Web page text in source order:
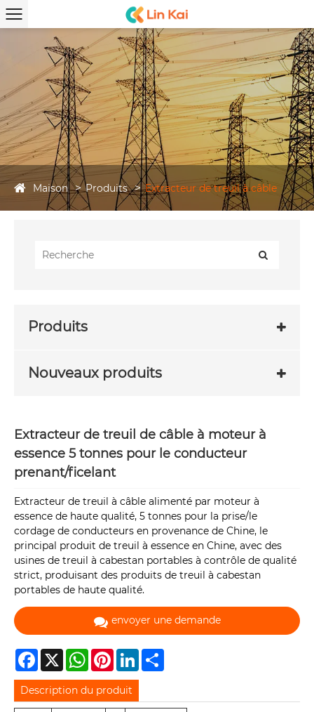
Maison Produits Extracteur de treuil à câble
Produits
Nouveaux produits
Extracteur de treuil de câble à moteur à
essence 5 tonnes pour le conducteur
prenant/ficelant
Extracteur de treuil à câble alimenté par moteur à
essence de haute qualité, 5 tonnes pour la prise/le
cordage de conducteurs en provenance de Chine, le
principal produit de treuil à essence en Chine, avec des
usines de treuil à cabestan portables à contrôle de qualité
strict, produisant des produits de treuil à cabestan
portables de haute qualité.
envoyer une demande
Facebook
X WhatsAppPinterestLinkedIn
Description du produit